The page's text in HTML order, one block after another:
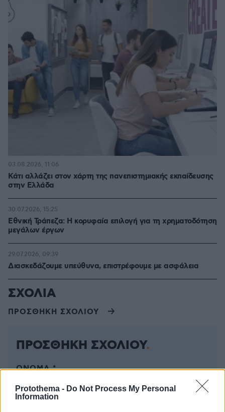
Protothema - Do Not Process My Personal
Information
Κάτι αλλάζει στον χάρτη της πανεπιστημιακής εκπαίδευσης
στην Ελλάδα
03.08.2026, 11:06
Εθνική Τράπεζα: Η κορυφαία επιλογή για τη χρηματοδότηση
μεγάλων έργων
30.07.2026, 15:25
Διασκεδάζουμε υπεύθυνα, επιστρέφουμε με ασφάλεια
29.07.2026, 09:39
ΣΧΟΛΙΑ
ΠΡΟΣΘΗΚΗ ΣΧΟΛΙΟΥ
ΠΡΟΣΘΗΚΗ ΣΧΟΛΙΟΥ
ΌΝΟΜΑ *